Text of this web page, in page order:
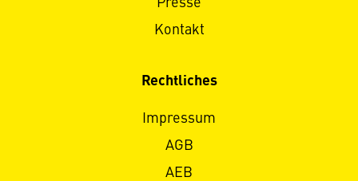
Presse
Kontakt
Rechtliches
Impressum
AGB
AEB